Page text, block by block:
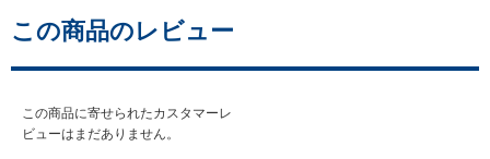
この商品のレビュー
この商品に寄せられたカスタマーレ
ビューはまだありません。